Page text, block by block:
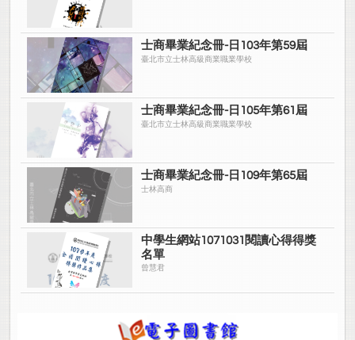
士商畢業紀念冊-日103年第59屆
臺北市立士林高級商業職業學校
士商畢業紀念冊-日105年第61屆
臺北市立士林高級商業職業學校
士商畢業紀念冊-日109年第65屆
士林高商
中學生網站1071031閱讀心得得獎
名單
曾慧君